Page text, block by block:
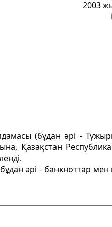
2003
(бұдан әрi -
Қазақстан
әрi - банкноттар